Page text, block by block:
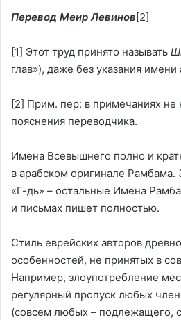
Перевод Меир Левинов[2]
[1] Этот труд принято называть
глав»), даже без указания имени
[2] Прим. пер: в примечаниях не
пояснения переводчика.
Имена Всевышнего полно и
в арабском оригинале Рамбама.
«Г-дь» – остальные Имена
и письмах пишет полностью.
Стиль еврейских авторов
особенностей, не принятых в
Например, злоупотребление
регулярный пропуск любых
(совсем любых – подлежащего,